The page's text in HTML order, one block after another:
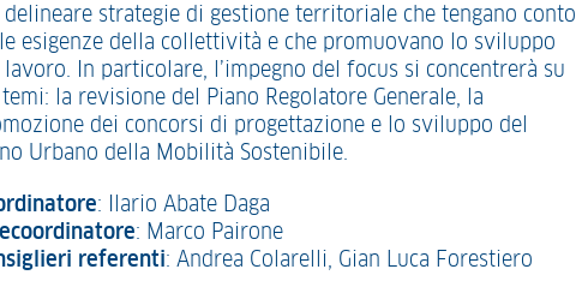
delineare strategie di gestione territoriale che tengano conto
esigenze della collettività e che promuovano lo sviluppo
lavoro. In particolare, l’impegno del focus si concentrerà su
la revisione del Piano Regolatore Generale, la
dei concorsi di progettazione e lo sviluppo del
Urbano della Mobilità Sostenibile.
: Ilario Abate Daga
: Marco Pairone
referenti: Andrea Colarelli, Gian Luca Forestiero